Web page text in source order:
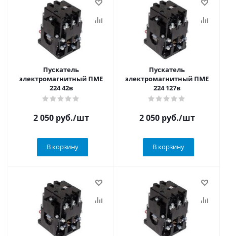
Пускатель
электромагнитный ПМЕ
224 42в
2 050руб./шт
В корзину
Пускатель
электромагнитный ПМЕ
224 127в
2 050руб./шт
В корзину